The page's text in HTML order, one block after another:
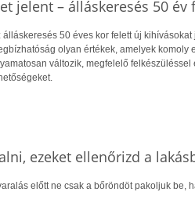
jelent – álláskeresés 50 év
álláskeresés 50 éves kor felett új
olyan értékek, amelyek komoly
változik, megfelelő
ezeket ellenőrizd a
előtt ne csak a bőröndöt pakoljuk be,